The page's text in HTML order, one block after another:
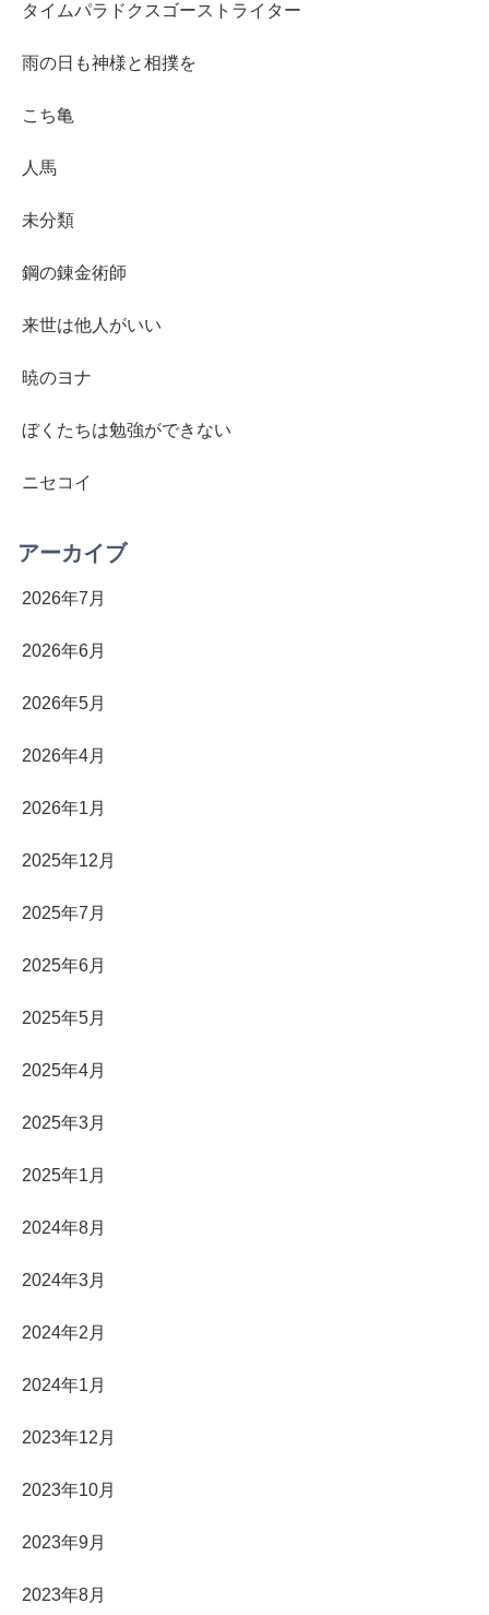
タイムパラドクスゴーストライター
雨の日も神様と相撲を
こち亀
人馬
未分類
鋼の錬金術師
来世は他人がいい
暁のヨナ
ぼくたちは勉強ができない
ニセコイ
アーカイブ
2026年7月
2026年6月
2026年5月
2026年4月
2026年1月
2025年12月
2025年7月
2025年6月
2025年5月
2025年4月
2025年3月
2025年1月
2024年8月
2024年3月
2024年2月
2024年1月
2023年12月
2023年10月
2023年9月
2023年8月